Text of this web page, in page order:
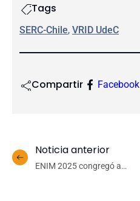
Tags
SERC-Chile, VRID UdeC
Compartir Facebook
Noticia anterior
ENIM 2025 congregó a